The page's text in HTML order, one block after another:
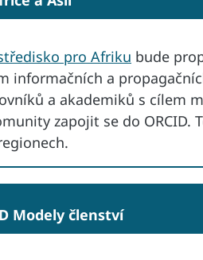
pro Afriku bude
informačních a
a akademiků s cílem
zapojit se do ORCID.
Modely členství